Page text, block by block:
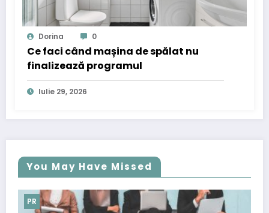
Dorina 0
Ce faci când mașina de spălat nu
finalizează programul
Iulie 29, 2026
You May Have Missed